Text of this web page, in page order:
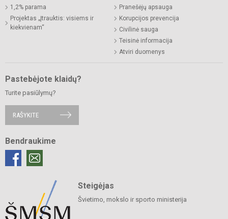
1,2% parama
Projektas „Įtrauktis: visiems ir
kiekvienam“
Pranešėjų apsauga
Korupcijos prevencija
Civilinė sauga
Teisinė informacija
Atviri duomenys
Pastebėjote klaidų?
Turite pasiūlymų?
RAŠYKITE
Bendraukime
Steigėjas
Švietimo, mokslo ir sporto ministerija